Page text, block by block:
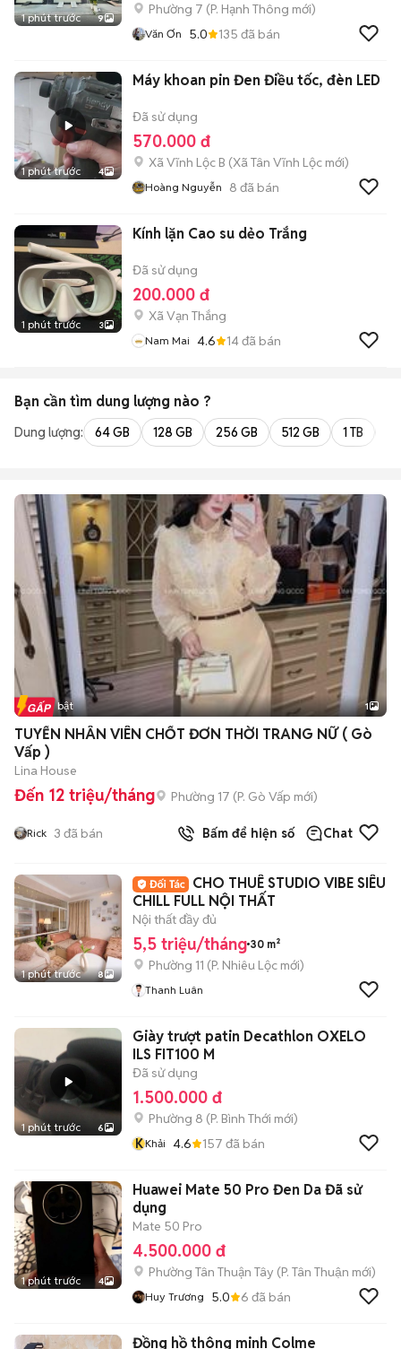
1 phút trước 9
Phường 7 (P. Hạnh Thông mới)
Văn Ơn 5.0 135 đã bán
1 phút trước 4
Máy khoan pin Đen Điều tốc, đèn LED
Đã sử dụng
570.000 đ
Xã Vĩnh Lộc B (Xã Tân Vĩnh Lộc mới)
Hoàng Nguyễn 8 đã bán
1 phút trước 3
Kính lặn Cao su dẻo Trắng
Đã sử dụng
200.000 đ
Xã Vạn Thắng
Nam Mai 4.6 14đã bán
Bạn cần tìm dung lượng nào ?
Dung lượng: 64 GB 128 GB 256 GB 512 GB 1 TB
Tin nổi bật 1
TUYỂN NHÂN VIÊN CHỐT ĐƠN THỜI TRANG NỮ ( Gò
Vấp )
Lina House
Đến 12 triệu/tháng Phường 17 (P. Gò Vấp mới)
Rick 3 đã bán Bấm để hiện số Chat
1 phút trước 8
CHO THUÊ STUDIO VIBE SIÊU
CHILL FULL NỘI THẤT
Nội thất đầy đủ
5,5 triệu/tháng 30 m²
Phường 11 (P. Nhiêu Lộc mới)
Thanh Luân
1 phút trước 6
Giày trượt patin Decathlon OXELO
ILS FIT100 M
Đã sử dụng
1.500.000 đ
Phường 8 (P. Bình Thới mới)
KKhải 4.6 157 đã bán
1 phút trước 4
Huawei Mate 50 Pro Đen Da Đã sử
dụng
Mate 50 Pro
4.500.000 đ
Phường Tân Thuận Tây (P. Tân Thuận mới)
Huy Trương 5.0 6 đã bán
Đồng hồ thông minh Colme